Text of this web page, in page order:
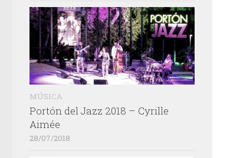
MÚSICA
Portón del Jazz 2018 – Cyrille
Aimée
28/07/2018